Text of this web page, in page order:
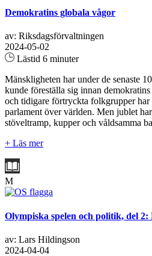
Demokratins globala vågor
av: Riksdagsförvaltningen
2024-05-02
Lästid 6 minuter
Mänskligheten har under de senaste
kunde föreställa sig innan
och tidigare förtryckta folkgrupper
parlament över världen. Men jublet
stöveltramp, kupper och våldsamma
+ Läs mer
M
Olympiska spelen och politik, del 2:
av: Lars Hildingson
2024-04-04